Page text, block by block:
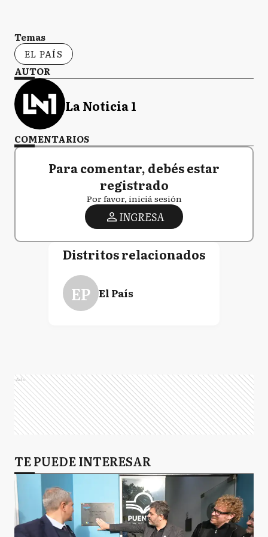
Temas
EL PAÍS
AUTOR
La Noticia 1
COMENTARIOS
Para comentar, debés estar
registrado
Por favor, iniciá sesión
INGRESA
Distritos relacionados
EP El País
Ads
TE PUEDE INTERESAR